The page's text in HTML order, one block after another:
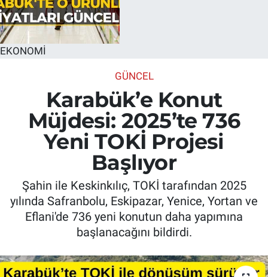
EKONOMİ
GÜNCEL
Karabük’e Konut
Müjdesi: 2025’te 736
Yeni TOKİ Projesi
Başlıyor
Şahin ile Keskinkılıç, TOKİ tarafından 2025
yılında Safranbolu, Eskipazar, Yenice, Yortan ve
Eflani'de 736 yeni konutun daha yapımına
başlanacağını bildirdi.